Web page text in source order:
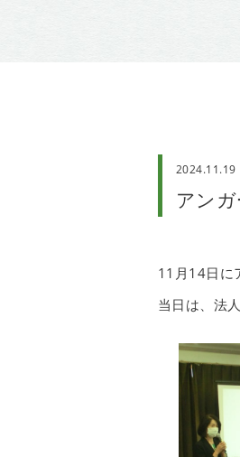
2024.11.19
アン
11月14日に
当日は、法